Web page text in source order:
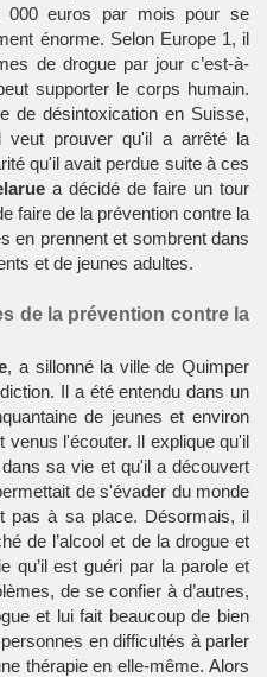
000 euros par mois pour se
énorme. Selon Europe 1, il
de drogue par jour c’est-à-
supporter le corps humain.
de désintoxication en Suisse,
prouver qu'il a arrêté la
qu'il avait perdue suite à ces
a décidé de faire un tour
faire de la prévention contre la
en prennent et sombrent dans
et de jeunes adultes.
de la prévention contre la
, a sillonné la ville de Quimper
Il a été entendu dans un
de jeunes et environ
l'écouter. Il explique qu'il
sa vie et qu'il a découvert
de s'évader du monde
pas à sa place. Désormais, il
de l’alcool et de la drogue et
qu’il est guéri par la parole et
de se confier à d’autres,
et lui fait beaucoup de bien
en difficultés à parler
thérapie en elle-même. Alors